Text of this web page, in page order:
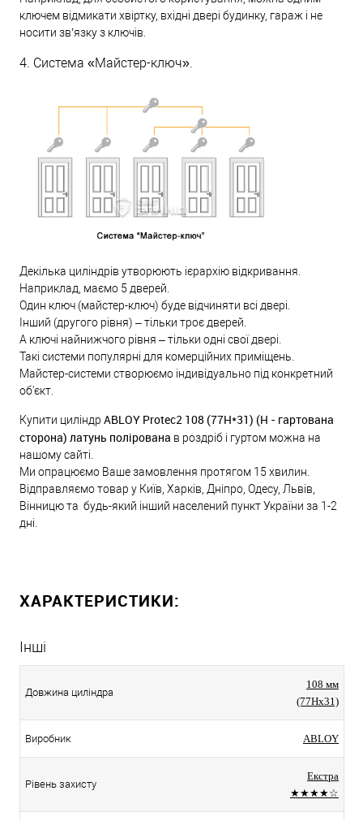
ключем відмикати хвіртку, вхідні двері будинку, гараж і не
носити зв’язку з ключів.
4. Система «Майстер-ключ».
Декілька циліндрів утворюють ієрархію відкривання.
Наприклад, маємо 5 дверей.
Один ключ (майстер-ключ) буде відчиняти всі двері.
Інший (другого рівня) – тільки троє дверей.
А ключі найнижчого рівня – тільки одні свої двері.
Такі системи популярні для комерційних приміщень.
Майстер-системи створюємо індивідуально під конкретний
об'єкт.
Купити циліндр ABLOY Protec2 108 (77H*31) (H - гартована
сторона) латунь полірована в роздріб і гуртом можна на
нашому сайті.
Ми опрацюємо Ваше замовлення протягом 15 хвилин.
Відправляємо товар у Київ, Харків, Дніпро, Одесу, Львів,
Вінницю та будь-який інший населений пункт України за 1-2
дні.
ХАРАКТЕРИСТИКИ:
Інші
Довжина циліндра
108 мм
(77Hx31)
Виробник ABLOY
Рівень захисту
Екстра
★★★★☆